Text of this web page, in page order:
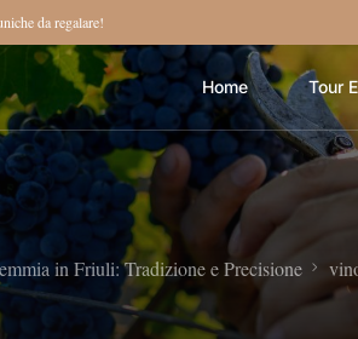
da regalare!
Home Tour
in Friuli: Tradizione e Precisione